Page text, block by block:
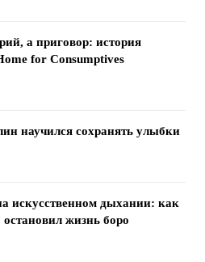
а приговор: история
for Consumptives
научился сохранять улыбки
искусственном дыхании: как
жизнь боро